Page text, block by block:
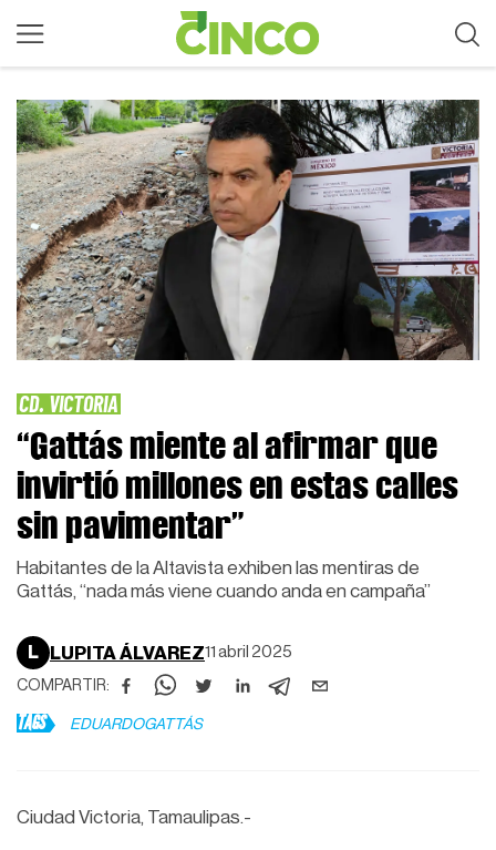
CD. VICTORIA
“Gattás miente al afirmar que
invirtió millones en estas calles
sin pavimentar”
Habitantes de la Altavista exhiben las mentiras de
Gattás, “nada más viene cuando anda en campaña”
L LUPITA ÁLVAREZ11 abril 2025
COMPARTIR:
TAGS EDUARDOGATTÁS
Ciudad Victoria, Tamaulipas.-